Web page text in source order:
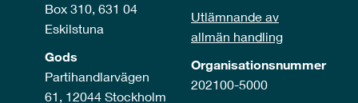
Box 310, 631 04
Eskilstuna
Gods
Partihandlarvägen
61, 12044 Stockholm
Utlämnande av
allmän handling
Organisationsnummer
202100-5000